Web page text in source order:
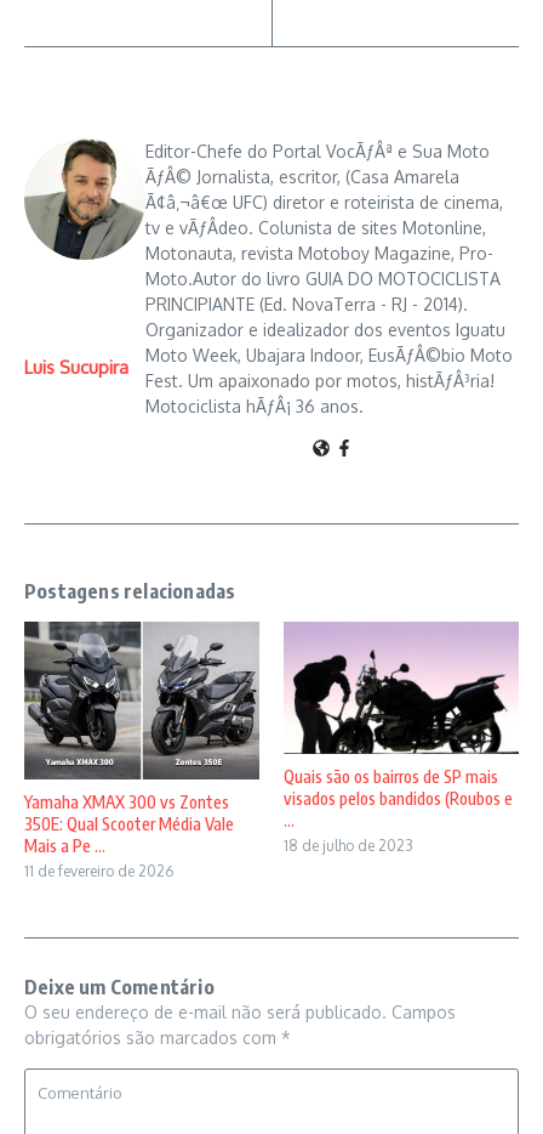
Luis Sucupira
Editor-Chefe do Portal VocÃƒÂª e Sua Moto
ÃƒÂ© Jornalista, escritor, (Casa Amarela
Ã¢â‚¬â€œ UFC) diretor e roteirista de cinema,
tv e vÃƒÂ­deo. Colunista de sites Motonline,
Motonauta, revista Motoboy Magazine, Pro-
Moto.Autor do livro GUIA DO MOTOCICLISTA
PRINCIPIANTE (Ed. NovaTerra - RJ - 2014).
Organizador e idealizador dos eventos Iguatu
Moto Week, Ubajara Indoor, EusÃƒÂ©bio Moto
Fest. Um apaixonado por motos, histÃƒÂ³ria!
Motociclista hÃƒÂ¡ 36 anos.
Postagens relacionadas
Yamaha XMAX 300 vs Zontes
350E: Qual Scooter Média Vale
Mais a Pe ...
11 de fevereiro de 2026
Quais são os bairros de SP mais
visados pelos bandidos (Roubos e
...
18 de julho de 2023
Deixe um Comentário
O seu endereço de e-mail não será publicado. Campos
obrigatórios são marcados com *